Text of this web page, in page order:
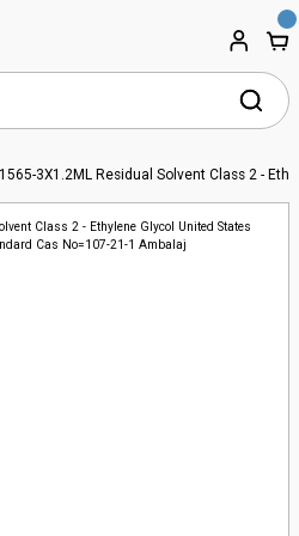
3X1.2ML Residual Solvent Class 2 -